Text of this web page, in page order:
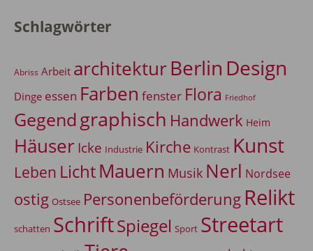
Schlagwörter
Abriss Arbeit architekturBerlin Design
Dinge essen Farben fenster Flora Friedhof
Gegendgraphisch Handwerk Heim
Häuser Icke Industrie Kirche Kontrast Kunst
Leben LichtMauern Musik Nerl Nordsee
ostig Ostsee Personenbeförderung Relikt
schatten SchriftSpiegel Sport Streetart